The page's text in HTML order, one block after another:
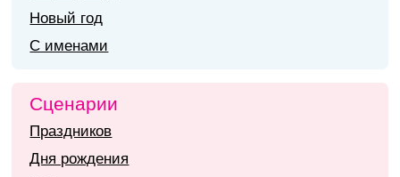
Новый год
С именами
Сценарии
Праздников
Дня рождения